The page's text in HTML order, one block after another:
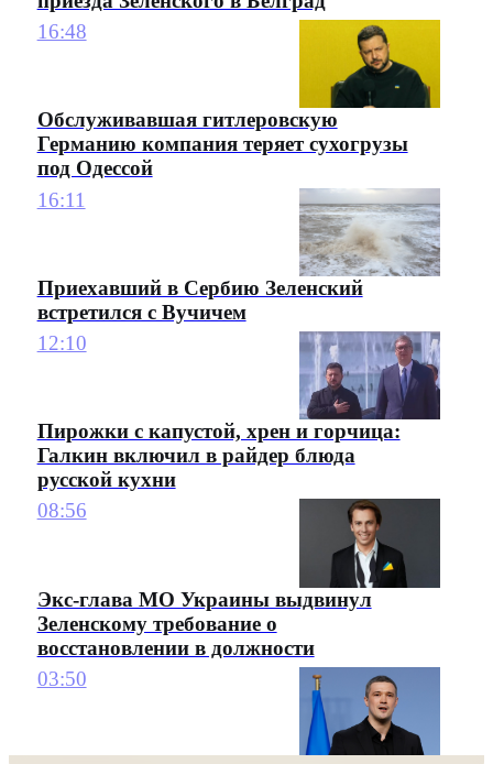
16:48
Обслуживавшая гитлеровскую
Германию компания теряет сухогрузы
под Одессой
16:11
Приехавший в Сербию Зеленский
встретился с Вучичем
12:10
Пирожки с капустой, хрен и горчица:
Галкин включил в райдер блюда
русской кухни
08:56
Экс-глава МО Украины выдвинул
Зеленскому требование о
восстановлении в должности
03:50